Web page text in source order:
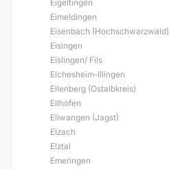
Eigeltingen
Eimeldingen
Eisenbach (Hochschwarzwald)
Eisingen
Eislingen/ Fils
Elchesheim-Illingen
Ellenberg (Ostalbkreis)
Ellhofen
Ellwangen (Jagst)
Elzach
Elztal
Emeringen